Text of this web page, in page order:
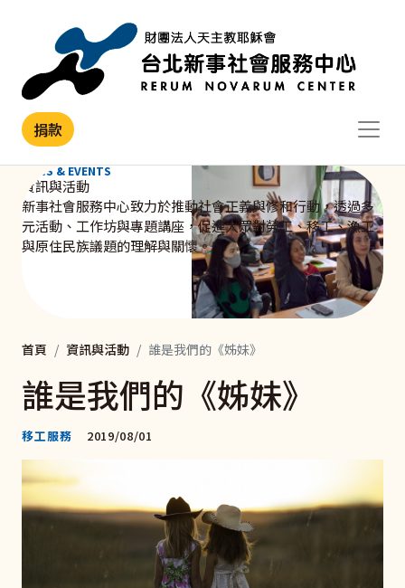
捐款
NEWS & EVENTS
資訊與活動
新事社會服務中心致力於推動社會正義與修和行動，透過多
元活動、工作坊與專題講座，促進大眾對勞工、移工、漁工
與原住民族議題的理解與關懷。
首頁 資訊與活動 誰是我們的《姊妹》
誰是我們的《姊妹》
移工服務 2019/08/01